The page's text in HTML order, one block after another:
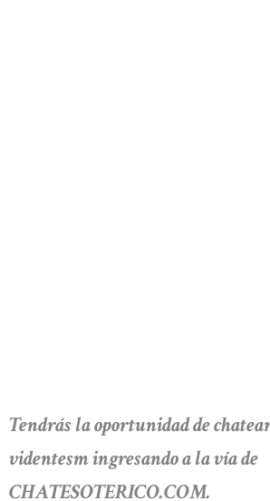
Tendrás la oportunidad de
videntesm ingresando a la vía de
CHATESOTERICO.COM.